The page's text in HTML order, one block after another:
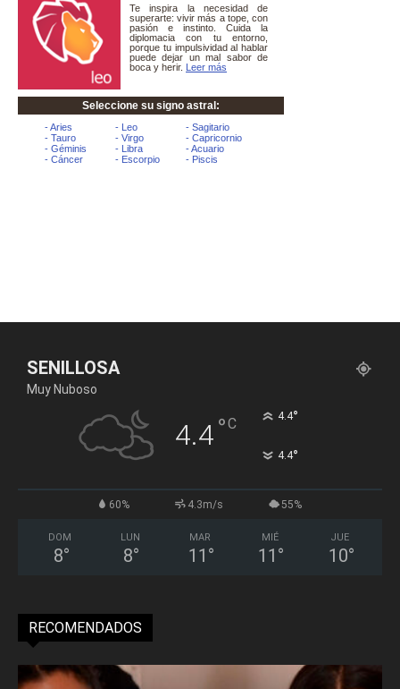
SENILLOSA
Muy Nuboso
4.4°C 4.4°
4.4°
60% 4.3m/s 55%
DOM
8°
LUN
8°
MAR
11 °
MIÉ
11 °
JUE
10°
RECOMENDADOS